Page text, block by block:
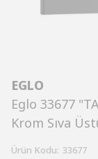
EGLO
Eglo 33677
Krom Sıva
Ürün Kodu: 33677